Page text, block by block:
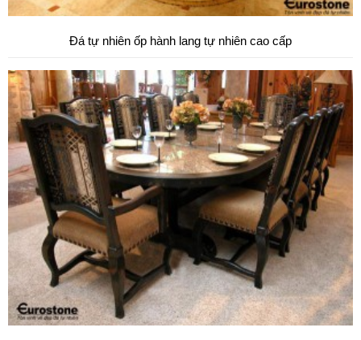
Đá tự nhiên ốp hành lang tự nhiên cao cấp